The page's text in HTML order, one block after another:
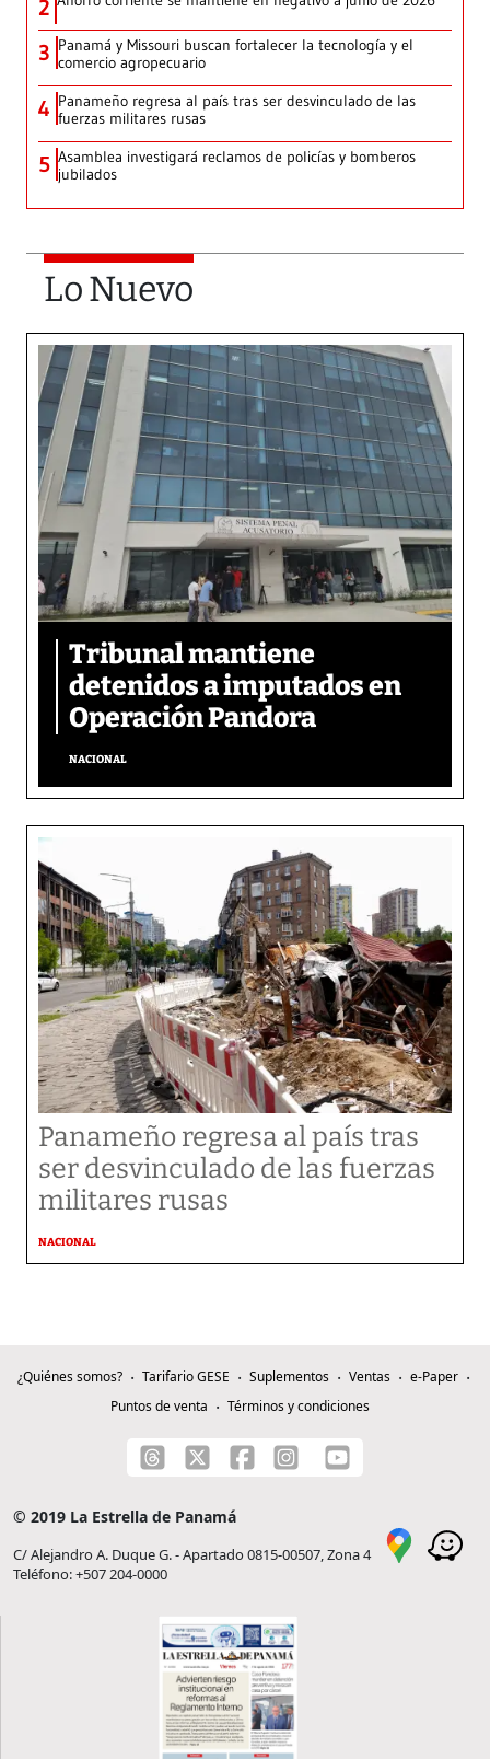
2
3 Panamá y Missouri buscan fortalecer la tecnología y el
comercio agropecuario
4 Panameño regresa al país tras ser desvinculado de las
fuerzas militares rusas
5 Asamblea investigará reclamos de policías y bomberos
jubilados
Lo Nuevo
Tribunal mantiene
detenidos a imputados en
Operación Pandora
NACIONAL
Panameño regresa al país tras
ser desvinculado de las fuerzas
militares rusas
NACIONAL
¿Quiénes somos? Tarifario GESE Suplementos Ventas
e-Paper
Puntos de venta
Términos y condiciones
© 2019 La Estrella de Panamá
C/ Alejandro A. Duque G. - Apartado 0815-00507, Zona 4
Teléfono: +507 204-0000